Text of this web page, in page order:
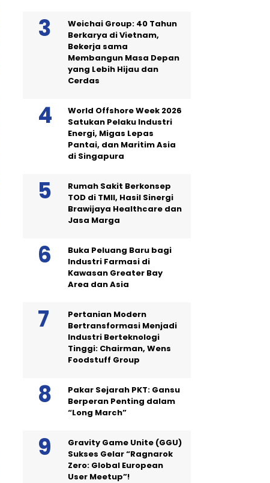
Weichai Group: 40 Tahun
Berkarya di Vietnam,
Bekerja sama
Membangun Masa Depan
yang Lebih Hijau dan
Cerdas
World Offshore Week 2026
Satukan Pelaku Industri
Energi, Migas Lepas
Pantai, dan Maritim Asia
di Singapura
Rumah Sakit Berkonsep
TOD di TMII, Hasil Sinergi
Brawijaya Healthcare dan
Jasa Marga
Buka Peluang Baru bagi
Industri Farmasi di
Kawasan Greater Bay
Area dan Asia
Pertanian Modern
Bertransformasi Menjadi
Industri Berteknologi
Tinggi: Chairman, Wens
Foodstuff Group
Pakar Sejarah PKT: Gansu
Berperan Penting dalam
“Long March”
Gravity Game Unite (GGU)
Sukses Gelar “Ragnarok
Zero: Global European
User Meetup”!